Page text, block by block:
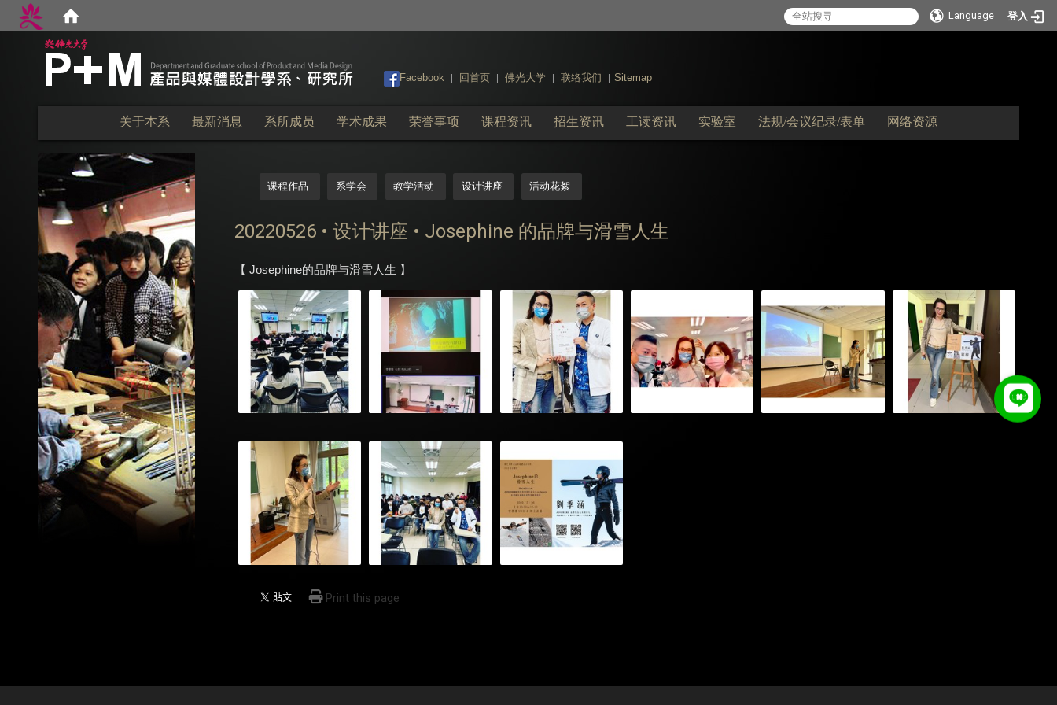
Language 登入
Facebook 回首页 佛光大学 联络我们 Sitemap
关于本系 最新消息 系所成员 学术成果 荣誉事项 课程资讯 招生资讯 工读资讯 实验室 法规/会议纪录/表单 网络资源
课程作品 系学会 教学活动 设计讲座 活动花絮
20220526 • 设计讲座 • Josephine 的品牌与滑雪人生
【 Josephine的品牌与滑雪人生 】
Print this page